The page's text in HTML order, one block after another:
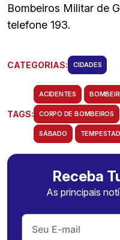
Bombeiros Militar de
telefone 193.
CATEGORIAS: CIDADES
TAGS:
ACIDENTES
CORPO DE BOMBEIROS
SÁBADO
Receba
As principais